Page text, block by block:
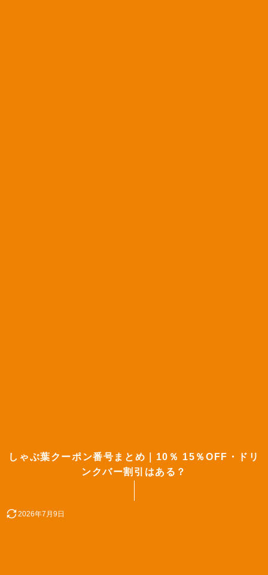
しゃぶ葉クーポン番号まとめ｜10％ 15％OFF・ドリ
ンクバー割引はある？
2026年7月9日